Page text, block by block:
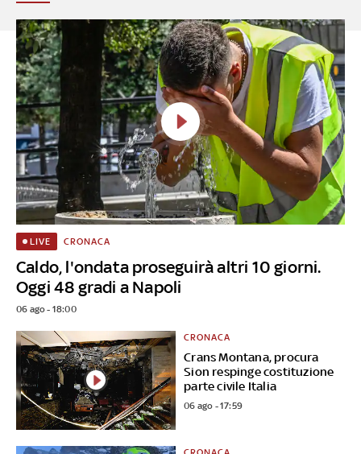
Caldo, l'ondata proseguirà altri 10 giorni.
Oggi 48 gradi a Napoli
LIVE CRONACA
06 ago - 18:00
Crans Montana, procura
Sion respinge costituzione
parte civile Italia
CRONACA
06 ago - 17:59